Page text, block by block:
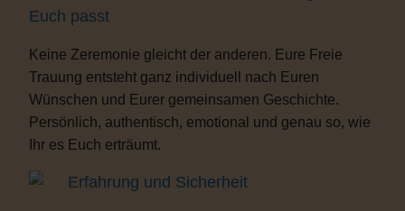
Euch passt
Keine Zeremonie gleicht der anderen. Eure Freie
Trauung entsteht ganz individuell nach Euren
Wünschen und Eurer gemeinsamen Geschichte.
Persönlich, authentisch, emotional und genau so, wie
Ihr es Euch erträumt.
Erfahrung und Sicherheit